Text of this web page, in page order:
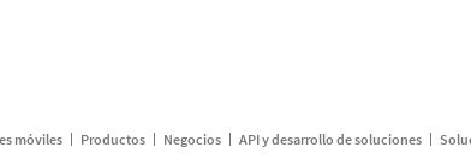
móviles Productos Negocios API y desarrollo de soluciones